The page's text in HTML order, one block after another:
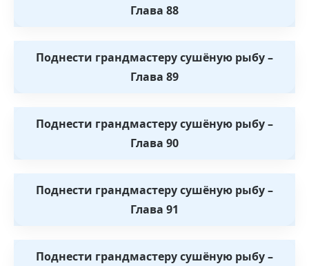
Глава 88
Поднести грандмастеру сушёную рыбу –
Глава 89
Поднести грандмастеру сушёную рыбу –
Глава 90
Поднести грандмастеру сушёную рыбу –
Глава 91
Поднести грандмастеру сушёную рыбу –